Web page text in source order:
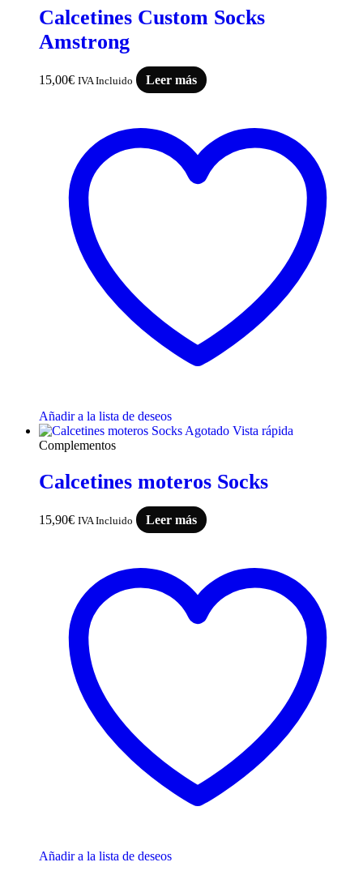
Calcetines Custom Socks
Amstrong
15,00€ IVA Incluido Leer más
Añadir a la lista de deseos
Agotado Vista rápida
Complementos
Calcetines moteros Socks
15,90€ IVA Incluido Leer más
Añadir a la lista de deseos